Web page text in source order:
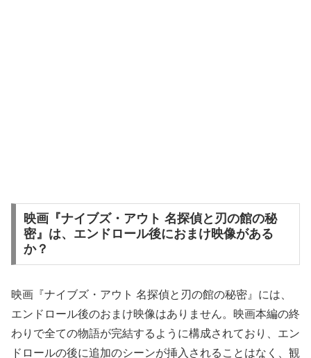
映画『ナイブズ・アウト 名探偵と刃の館の秘
密』は、エンドロール後におまけ映像がある
か？
映画『ナイブズ・アウト 名探偵と刃の館の秘密』には、
エンドロール後のおまけ映像はありません。映画本編の終
わりで全ての物語が完結するように構成されており、エン
ドロールの後に追加のシーンが挿入されることはなく、観